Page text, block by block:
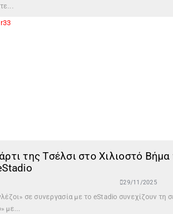
της Τσέλσι στο Χιλιοστό
29/11/2025
σε συνεργασία με το eStadio συνεχίζουν
με...